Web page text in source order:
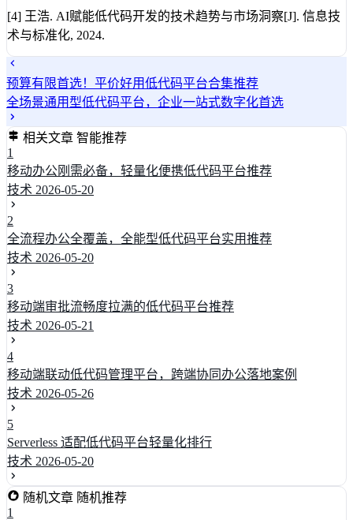
[4] 王浩. AI赋能低代码开发的技术趋势与市场洞察[J]. 信息技
术与标准化, 2024.
预算有限首选！平价好用低代码平台合集推荐
全场景通用型低代码平台，企业一站式数字化首选
相关文章 智能推荐
1
移动办公刚需必备，轻量化便携低代码平台推荐
技术 2026-05-20
2
全流程办公全覆盖，全能型低代码平台实用推荐
技术 2026-05-20
3
移动端审批流畅度拉满的低代码平台推荐
技术 2026-05-21
4
移动端联动低代码管理平台，跨端协同办公落地案例
技术 2026-05-26
5
Serverless 适配低代码平台轻量化排行
技术 2026-05-20
随机文章 随机推荐
1